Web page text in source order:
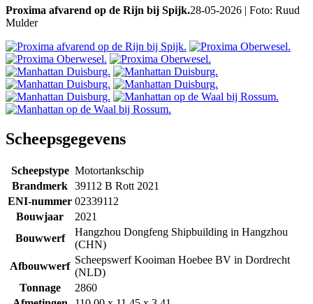
Proxima afvarend op de Rijn bij Spijk.28-05-2026 | Foto: Ruud
Mulder
Scheepsgegevens
Scheepstype Motortankschip
Brandmerk 39112 B Rott 2021
ENI-nummer 02339112
Bouwjaar
2021
Bouwwerf
Hangzhou Dongfeng Shipbuilding in Hangzhou
(CHN)
Afbouwwerf
Scheepswerf Kooiman Hoebee BV in Dordrecht
(NLD)
Tonnage
2860